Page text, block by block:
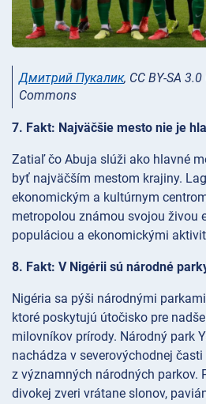
Дмитрий Пукалик, CC BY-SA
Commons
7. Fakt: Najväčšie mesto nie je
Zatiaľ čo Abuja slúži ako hlavné
byť najväčším mestom krajiny.
ekonomickým a kultúrnym
metropolou známou svojou živou
populáciou a ekonomickými
8. Fakt: V Nigérii sú národné
Nigéria sa pýši národnými
ktoré poskytujú útočisko pre
milovníkov prírody. Národný park
nachádza v severovýchodnej
z významných národných parkov.
divokej zveri vrátane slonov,